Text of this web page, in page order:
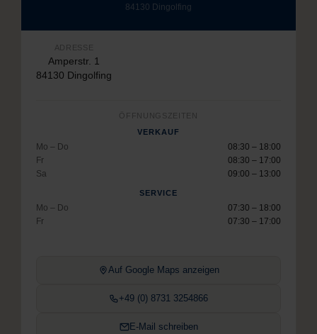
84130 Dingolfing
ADRESSE
Amperstr. 1
84130 Dingolfing
ÖFFNUNGSZEITEN
VERKAUF
Mo – Do
08:30 – 18:00
Fr
08:30 – 17:00
Sa
09:00 – 13:00
SERVICE
Mo – Do
07:30 – 18:00
Fr
07:30 – 17:00
Auf Google Maps anzeigen
+49 (0) 8731 3254866
E-Mail schreiben